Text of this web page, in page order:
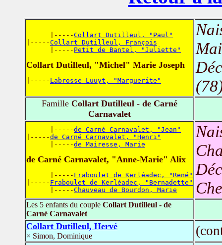
      |-----
Collart Dutilleul, "Paul"
|-----Collart Dutilleul, François
      |-----
Petit de Bantel, "Juliette"
Collart Dutilleul, "Michel" Marie Joseph
|----- Labrosse Luuyt, "Marguerite"
Famille Collart Dutilleul - de Carné
Carnavalet
      |-----
de Carné Carnavalet, "Jean"
|-----de Carné Carnavalet, "Henri"
      |-----
de Mairesse, Marie
de Carné Carnavalet, "Anne-Marie" Alix
      |-----
Fraboulet de Kerléadec, "René"
|----- Fraboulet de Kerléadec, "Bernadette"
      |-----
Chauveau de Bourdon, Marie
Les 5 enfants du couple Collart Dutilleul - de
Carné Carnavalet
Collart Dutilleul, Hervé
× Simon, Dominique